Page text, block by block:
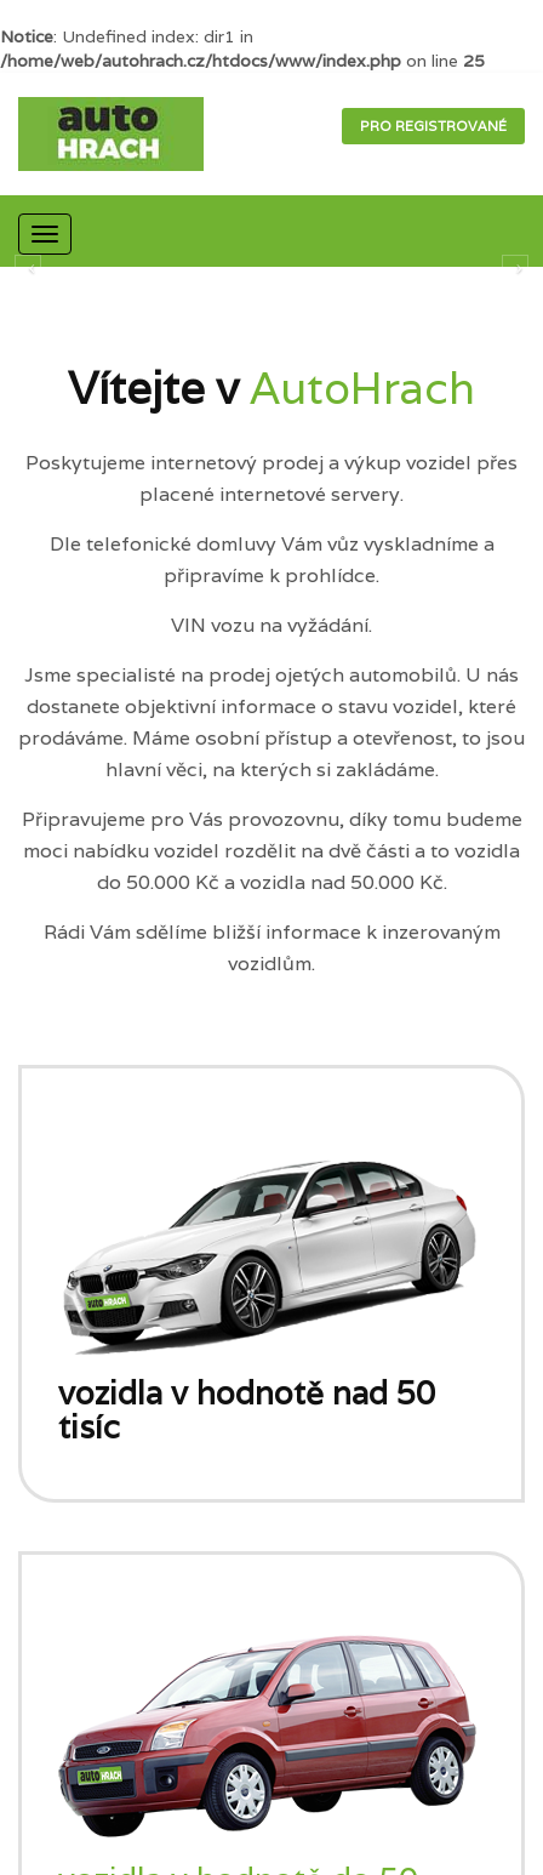
Notice: Undefined index: dir1 in
/home/web/autohrach.cz/htdocs/www/index.php on line 25
PRO REGISTROVANÉ
Mobilní
navigace
Vítejte vAutoHrach
Poskytujeme internetový prodej a výkup vozidel přes
placené internetové servery.
Dle telefonické domluvy Vám vůz vyskladníme a
připravíme k prohlídce.
VIN vozu na vyžádání.
Jsme specialisté na prodej ojetých automobilů. U nás
dostanete objektivní informace o stavu vozidel, které
prodáváme. Máme osobní přístup a otevřenost, to jsou
hlavní věci, na kterých si zakládáme.
Připravujeme pro Vás provozovnu, díky tomu budeme
moci nabídku vozidel rozdělit na dvě části a to vozidla
do 50.000 Kč a vozidla nad 50.000 Kč.
Rádi Vám sdělíme bližší informace k inzerovaným
vozidlům.
vozidla v hodnotě nad 50
tisíc